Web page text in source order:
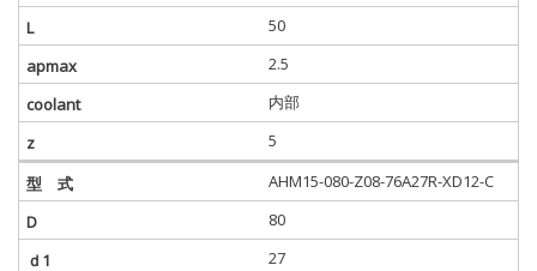
50
2.5
内部
5
AHM15-080-Z08-76A27R-XD12-C
80
27